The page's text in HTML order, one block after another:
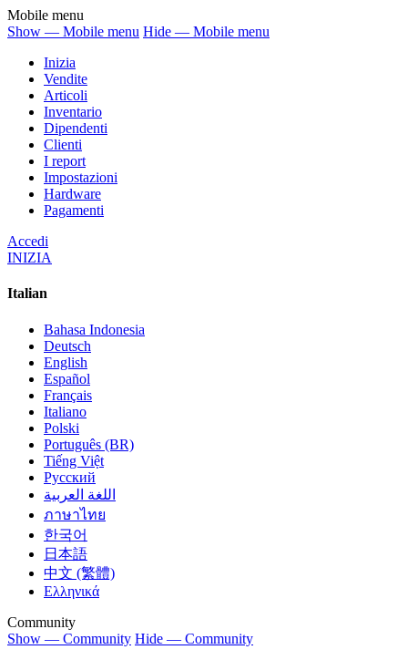
Mobile menu
Show — Mobile menu Hide — Mobile menu
Inizia
Vendite
Articoli
Inventario
Dipendenti
Clienti
I report
Impostazioni
Hardware
Pagamenti
Accedi
INIZIA
Italian
Bahasa Indonesia
Deutsch
English
Español
Français
Italiano
Polski
Português (BR)
Tiếng Việt
Русский
اللغة العربية
ภาษาไทย
한국어
日本語
中文 (繁體)
Ελληνικά
Community
Show — Community Hide — Community